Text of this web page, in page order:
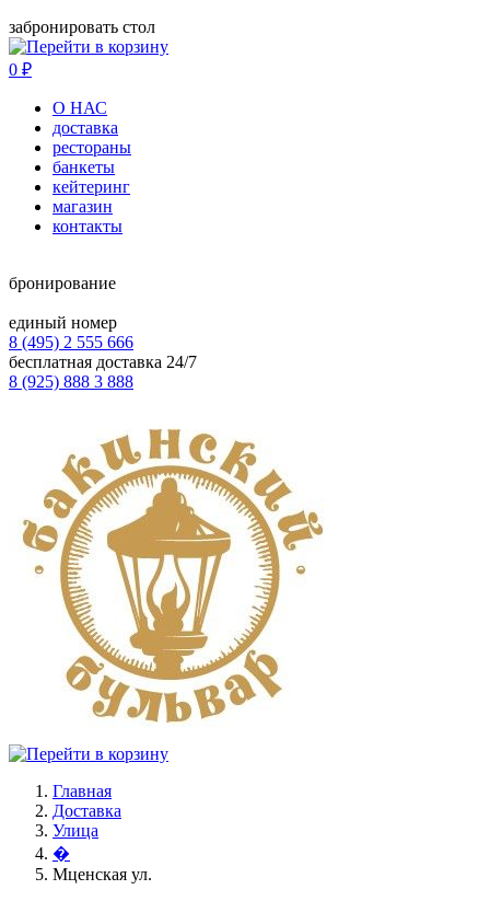
забронировать стол
0 ₽
О НАС
доставка
рестораны
банкеты
кейтеринг
магазин
контакты
бронирование
единый номер
8 (495) 2 555 666
бесплатная доставка 24/7
8 (925) 888 3 888
Главная
Доставка
Улица
�
Мценская ул.